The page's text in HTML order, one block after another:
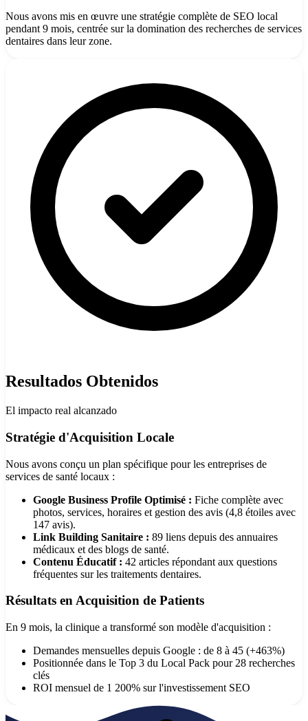
Nous avons mis en œuvre une stratégie complète de SEO local
pendant 9 mois, centrée sur la domination des recherches de services
dentaires dans leur zone.
Resultados Obtenidos
El impacto real alcanzado
Stratégie d'Acquisition Locale
Nous avons conçu un plan spécifique pour les entreprises de
services de santé locaux :
Google Business Profile Optimisé : Fiche complète avec
photos, services, horaires et gestion des avis (4,8 étoiles avec
147 avis).
Link Building Sanitaire : 89 liens depuis des annuaires
médicaux et des blogs de santé.
Contenu Éducatif : 42 articles répondant aux questions
fréquentes sur les traitements dentaires.
Résultats en Acquisition de Patients
En 9 mois, la clinique a transformé son modèle d'acquisition :
Demandes mensuelles depuis Google : de 8 à 45 (+463%)
Positionnée dans le Top 3 du Local Pack pour 28 recherches
clés
ROI mensuel de 1 200% sur l'investissement SEO